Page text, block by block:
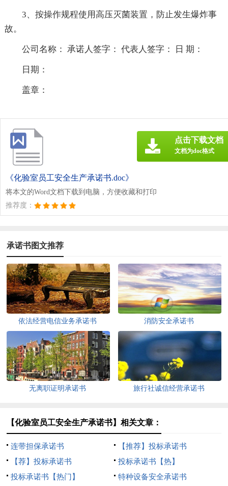
3、按操作规程使用高压灭菌装置，防止发生爆炸事
故。
公司名称： 承诺人签字： 代表人签字： 日 期：
日期：
盖章：
《化验室员工安全生产承诺书.doc》
将本文的Word文档下载到电脑，方便收藏和打印
推荐度：
点击下载文档
文档为doc格式
承诺书图文推荐
依法经营电信业务承诺书 消防安全承诺书
无离职证明承诺书 旅行社诚信经营承诺书
【化验室员工安全生产承诺书】相关文章：
连带担保承诺书
【推荐】投标承诺书
【荐】投标承诺书
投标承诺书【热】
投标承诺书【热门】
特种设备安全承诺书